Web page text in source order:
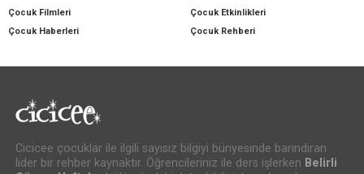
Çocuk Filmleri
Çocuk Etkinlikleri
Çocuk Haberleri
Çocuk Rehberi
Cicicee çocuklar ile ilgili sayısız bilgiyi bünyesinde barındıran
lider bir rehber kaynaktır. Öğrencileriniz ile ders işlerken Belirli